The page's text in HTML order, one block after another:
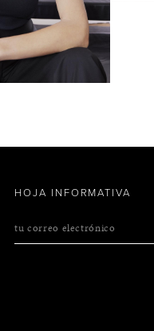
HOJA INFORMATIVA
tu correo electrónico